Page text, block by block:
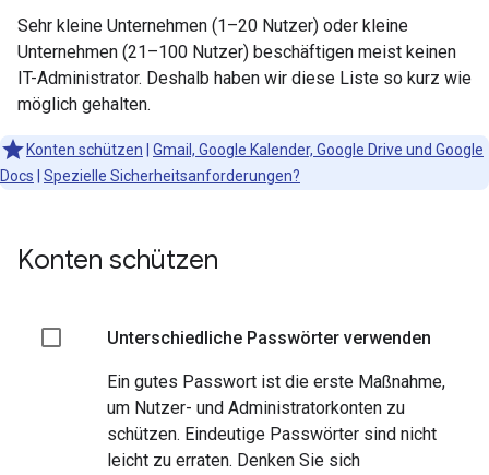
Sehr kleine Unternehmen (1–20 Nutzer) oder kleine
Unternehmen (21–100 Nutzer) beschäftigen meist keinen
IT-Administrator. Deshalb haben wir diese Liste so kurz wie
möglich gehalten.
Konten schützen
Gmail, Google Kalender, Google Drive und Google
Docs
Spezielle Sicherheitsanforderungen?
Konten schützen
Unterschiedliche Passwörter verwenden
Ein gutes Passwort ist die erste Maßnahme,
um Nutzer- und Administratorkonten zu
schützen. Eindeutige Passwörter sind nicht
leicht zu erraten. Denken Sie sich